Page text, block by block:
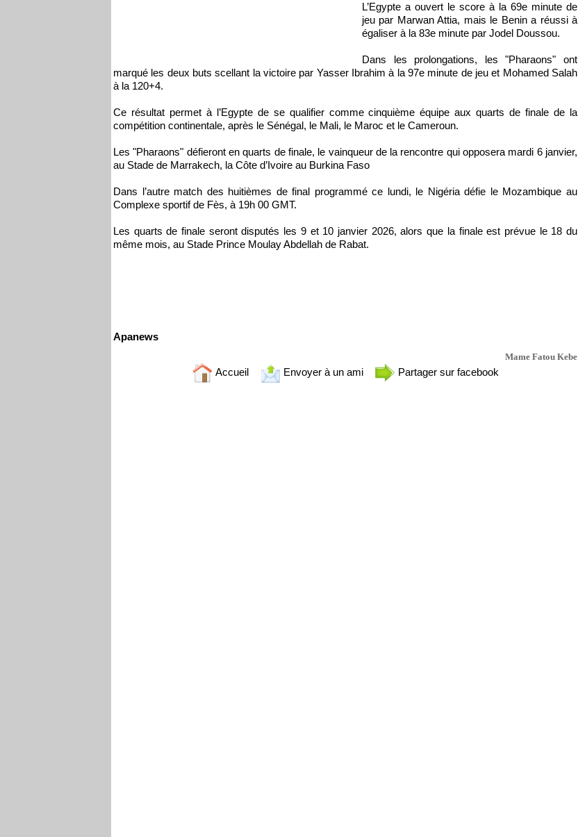
L’Egypte a ouvert le score à la 69e minute de
jeu par Marwan Attia, mais le Benin a réussi à
égaliser à la 83e minute par Jodel Doussou.
Dans les prolongations, les "Pharaons" ont
marqué les deux buts scellant la victoire par Yasser Ibrahim à la 97e minute de jeu et Mohamed Salah
à la 120+4.
Ce résultat permet à l’Egypte de se qualifier comme cinquième équipe aux quarts de finale de la
compétition continentale, après le Sénégal, le Mali, le Maroc et le Cameroun.
Les "Pharaons" défieront en quarts de finale, le vainqueur de la rencontre qui opposera mardi 6 janvier,
au Stade de Marrakech, la Côte d’Ivoire au Burkina Faso
Dans l’autre match des huitièmes de final programmé ce lundi, le Nigéria défie le Mozambique au
Complexe sportif de Fès, à 19h 00 GMT.
Les quarts de finale seront disputés les 9 et 10 janvier 2026, alors que la finale est prévue le 18 du
même mois, au Stade Prince Moulay Abdellah de Rabat.
Apanews
Mame Fatou Kebe
Accueil Envoyer à un ami Partager sur facebook